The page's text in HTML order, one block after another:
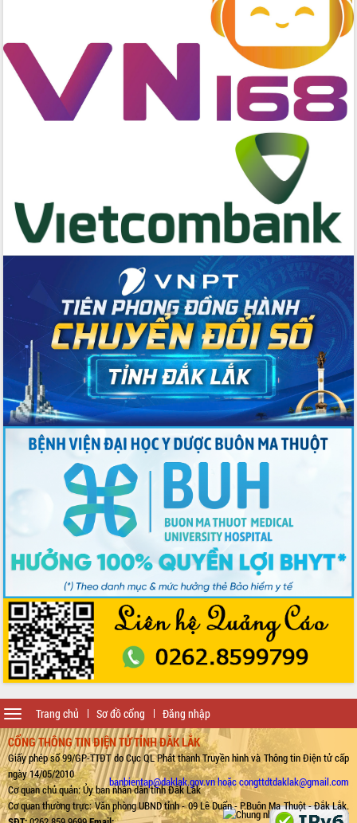
Trang chủ Sơ đồ cổng Đăng nhập
Toggle
navigation
CỔNG THÔNG TIN ĐIỆN TỬ TỈNH ĐẮK LẮK
Giấy phép số 99/GP-TTĐT do Cục QL Phát thanh Truyền hình và Thông tin Điện tử cấp
ngày 14/05/2010
Cơ quan chủ quản: Ủy ban nhân dân tỉnh Đắk Lắk
Cơ quan thường trực: Văn phòng UBND tỉnh - 09 Lê Duẩn - P.Buôn Ma Thuột - Đắk Lắk.
banbientap@daklak.gov.vn hoặc congttdtdaklak@gmail.com